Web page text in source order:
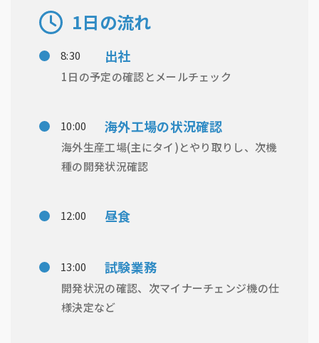
1日の流れ
8:30 出社
1日の予定の確認とメールチェック
10:00 海外工場の状況確認
海外生産工場(主にタイ)とやり取りし、次機
種の開発状況確認
12:00 昼食
13:00 試験業務
開発状況の確認、次マイナーチェンジ機の仕
様決定など